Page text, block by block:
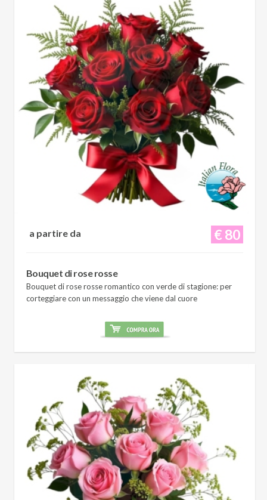
€ 80
a partire da
Bouquet di rose rosse
Bouquet di rose rosse romantico con verde di stagione: per
corteggiare con un messaggio che viene dal cuore